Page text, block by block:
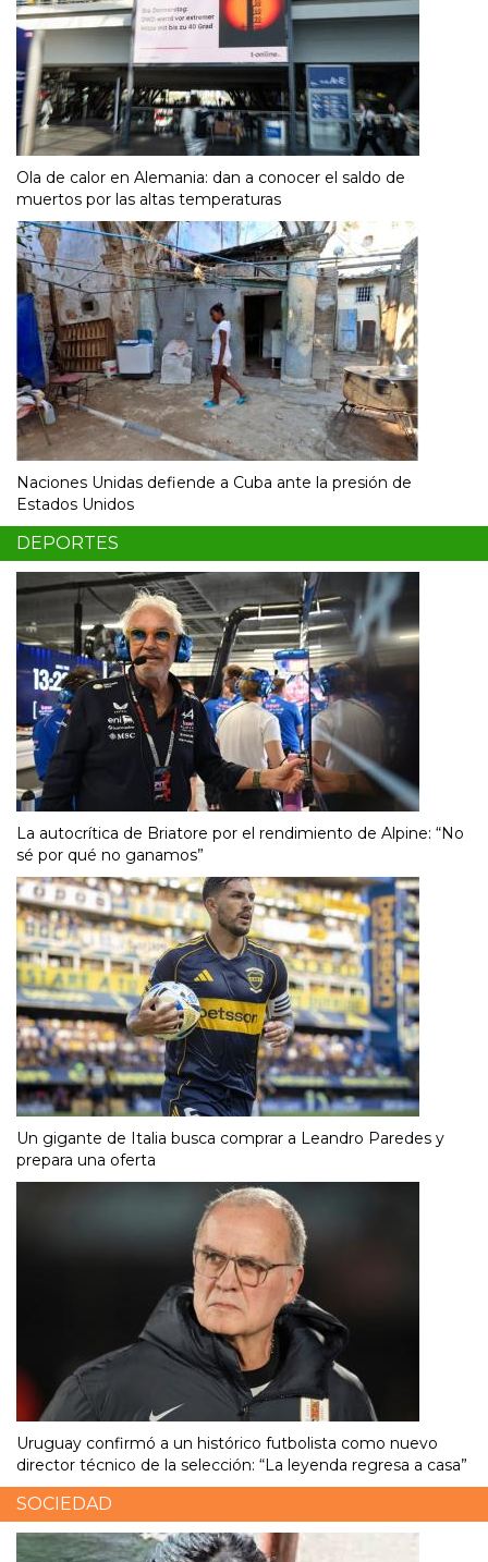
Ola de calor en Alemania: dan a conocer el saldo de
muertos por las altas temperaturas
Naciones Unidas defiende a Cuba ante la presión de
Estados Unidos
DEPORTES
La autocrítica de Briatore por el rendimiento de Alpine: “No
sé por qué no ganamos”
Un gigante de Italia busca comprar a Leandro Paredes y
prepara una oferta
Uruguay confirmó a un histórico futbolista como nuevo
director técnico de la selección: “La leyenda regresa a casa”
SOCIEDAD